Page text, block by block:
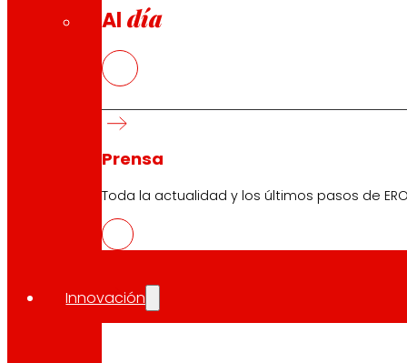
Al día
Prensa
Toda la actualidad y los últimos pasos de
Innovación